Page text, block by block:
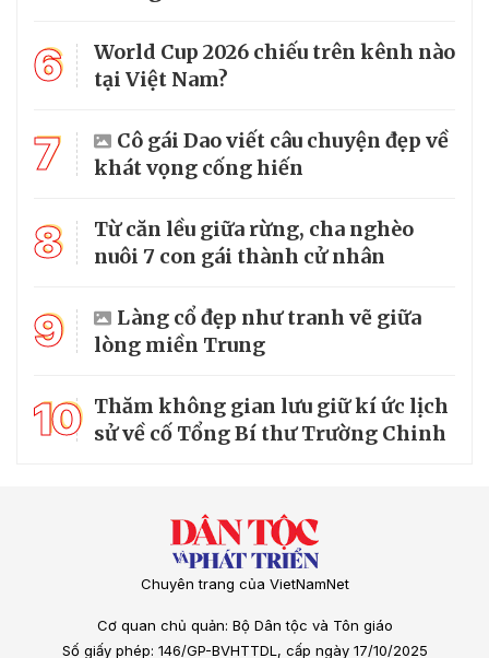
6
World Cup 2026 chiếu trên kênh nào
tại Việt Nam?
7
Cô gái Dao viết câu chuyện đẹp về
khát vọng cống hiến
8
Từ căn lều giữa rừng, cha nghèo
nuôi 7 con gái thành cử nhân
9
Làng cổ đẹp như tranh vẽ giữa
lòng miền Trung
10 Thăm không gian lưu giữ kí ức lịch
sử về cố Tổng Bí thư Trường Chinh
Chuyên trang của VietNamNet
Cơ quan chủ quản: Bộ Dân tộc và Tôn giáo
Số giấy phép: 146/GP-BVHTTDL, cấp ngày 17/10/2025